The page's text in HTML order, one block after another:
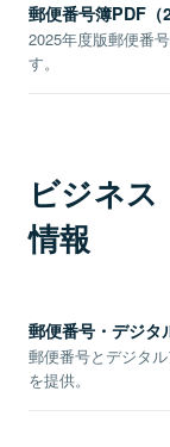
郵便番号簿PDF（
2025年度版郵便番
す。
ビジネ
情報
郵便番号・デジタ
郵便番号とデジタ
を提供。